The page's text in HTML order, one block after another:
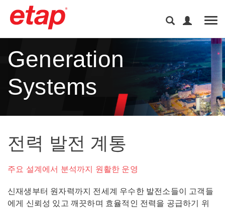
Generation
Systems
전력 발전 계통
주요 설계에서 분석까지 원활한 운영
신재생부터 원자력까지 전세계 우수한 발전소들이 고객들
에게 신뢰성 있고 깨끗하며 효율적인 전력을 공급하기 위